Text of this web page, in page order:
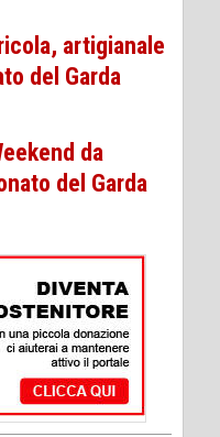
artigianale
del Garda
da
del Garda